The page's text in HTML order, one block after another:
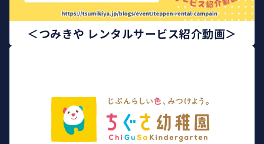
＜つみきや レンタルサービス紹介動画＞